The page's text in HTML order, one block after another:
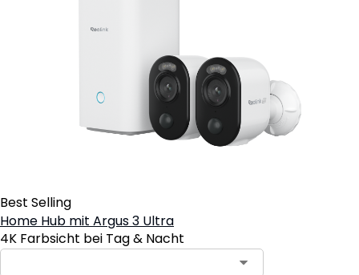
Best Selling
Home Hub mit Argus 3 Ultra
4K Farbsicht bei Tag & Nacht